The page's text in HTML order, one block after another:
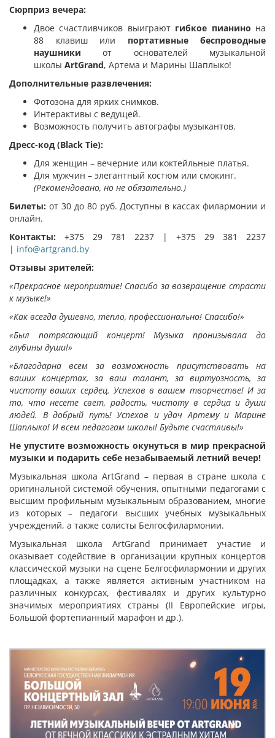
Сюрприз вечера:
Двое счастливчиков выиграют гибкое пианино на
88 клавиш или портативные беспроводные
наушники от основателей музыкальной
школы ArtGrand, Артема и Марины Шаплыко!
Дополнительные развлечения:
Фотозона для ярких снимков.
Интерактивы с ведущей.
Возможность получить автографы музыкантов.
Дресс-код (Black Tie):
Для женщин – вечерние или коктейльные платья.
Для мужчин – элегантный костюм или смокинг.
(Рекомендовано, но не обязательно.)
Билеты: от 30 до 80 руб. Доступны в кассах филармонии и
онлайн.
Контакты: +375 29 781 2237 | +375 29 381 2237
| info@artgrand.by
Отзывы зрителей:
«Прекрасное мероприятие! Спасибо за возвращение страсти
к музыке!»
«Как всегда душевно, тепло, профессионально! Спасибо!»
«Был потрясающий концерт! Музыка пронизывала до
глубины души!»
«Благодарна всем за возможность присутствовать на
ваших концертах, за ваш талант, за виртуозность, за
чистоту ваших сердец. Успехов в вашем творчестве! И за
то, что несете свет, радость, чистоту в сердца и души
людей. В добрый путь! Успехов и удач Артему и Марине
Шаплыко! И всем педагогам школы! Будьте счастливы!»
Не упустите возможность окунуться в мир прекрасной
музыки и подарить себе незабываемый летний вечер!
Музыкальная школа ArtGrand – первая в стране школа с
оригинальной системой обучения, опытными педагогами с
высшим профильным музыкальным образованием, многие
из которых – педагоги высших учебных музыкальных
учреждений, а также солисты Белгосфилармонии.
Музыкальная школа ArtGrand принимает участие и
оказывает содействие в организации крупных концертов
классической музыки на сцене Белгосфилармонии и других
площадках, а также является активным участником на
различных конкурсах, фестивалях и других культурно
значимых мероприятиях страны (II Европейские игры,
Большой фортепианный марафон и др.).